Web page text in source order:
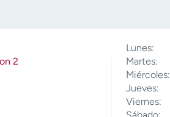
2
Lunes:
Martes:
Miércoles:
Jueves:
Viernes: